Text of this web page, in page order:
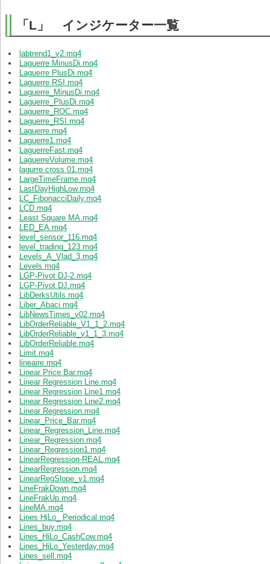
「L」 インジケーター一覧
labtrend1_v2.mq4
Laguerre MinusDi.mq4
Laguerre PlusDi.mq4
Laguerre RSI.mq4
Laguerre_MinusDi.mq4
Laguerre_PlusDi.mq4
Laguerre_ROC.mq4
Laguerre_RSI.mq4
Laguerre.mq4
Laguerre1.mq4
LaguerreFast.mq4
LaguerreVolume.mq4
lagurre cross 01.mq4
LargeTimeFrame.mq4
LastDayHighLow.mq4
LC_FibonacciDaily.mq4
LCD.mq4
Least Square MA.mq4
LED_EA.mq4
level_sensor_116.mq4
level_trading_123.mq4
Levels_A_Vlad_3.mq4
Levels.mq4
LGP-Pivot DJ-2.mq4
LGP-Pivot DJ.mq4
LibDerksUtils.mq4
Liber_Abaci.mq4
LibNewsTimes_v02.mq4
LibOrderReliable_V1_1_2.mq4
LibOrderReliable_v1_1_3.mq4
LibOrderReliable.mq4
Limit.mq4
lineaire.mq4
Linear Price Bar.mq4
Linear Regression Line.mq4
Linear Regression Line1.mq4
Linear Regression Line2.mq4
Linear Regression.mq4
Linear_Price_Bar.mq4
Linear_Regression_Line.mq4
Linear_Regression.mq4
Linear_Regression1.mq4
LinearRegression-REAL.mq4
LinearRegression.mq4
LinearRegSlope_v1.mq4
LineFrakDown.mq4
LineFrakUp.mq4
LineMA.mq4
Lines HiLo_ Periodical.mq4
Lines_buy.mq4
Lines_HiLo_CashCow.mq4
Lines_HiLo_Yesterday.mq4
Lines_sell.mq4